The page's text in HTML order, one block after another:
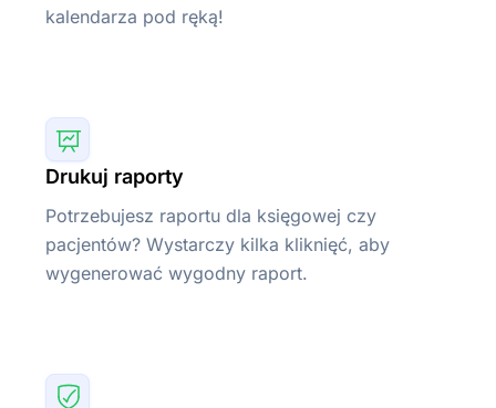
kalendarza pod ręką!
Drukuj raporty
Potrzebujesz raportu dla księgowej czy
pacjentów? Wystarczy kilka kliknięć, aby
wygenerować wygodny raport.